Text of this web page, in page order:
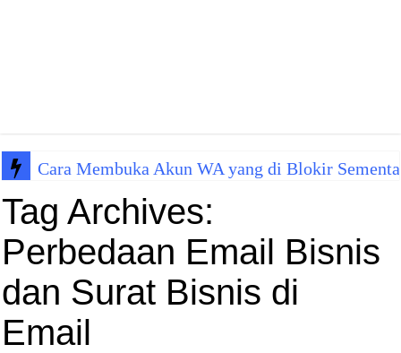
Cara Membuka Akun WA yang di Blokir
Tag Archives:
Perbedaan Email Bisnis
dan Surat Bisnis di
Email